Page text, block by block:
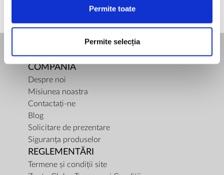
Permite toate
Permite selecția
COMPANIA
Despre noi
Misiunea noastra
Contactați-ne
Blog
Solicitare de prezentare
Siguranța produselor
REGLEMENTĂRI
Termene și condiții site